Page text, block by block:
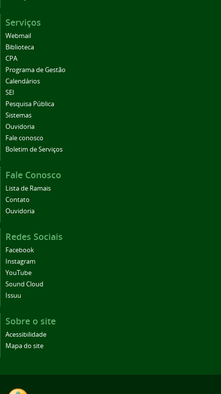
Serviços
Webmail
Biblioteca
CPA
Programa de Gestão
Calendários
SEI
Pesquisa Pública
Sistemas
Ouvidoria
Fale conosco
Boletim de Serviços
Fale Conosco
Lista de Ramais
Contato
Ouvidoria
Redes Sociais
Facebook
Instagram
YouTube
Sound Cloud
Issuu
Sobre o site
Acessibilidade
Mapa do site